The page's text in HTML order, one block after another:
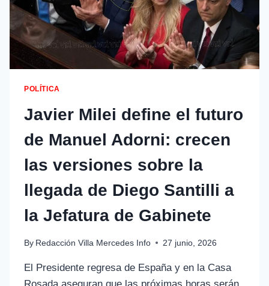
POLÍTICA
Javier Milei define el futuro
de Manuel Adorni: crecen
las versiones sobre la
llegada de Diego Santilli a
la Jefatura de Gabinete
By Redacción Villa Mercedes Info 27 junio, 2026
El Presidente regresa de España y en la Casa